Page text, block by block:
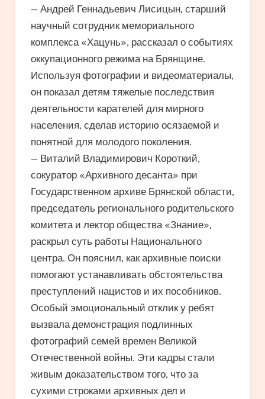
— Андрей Геннадьевич Лисицын, старший
научный сотрудник мемориального
комплекса «Хацунь», рассказал о событиях
оккупационного режима на Брянщине.
Используя фотографии и видеоматериалы,
он показал детям тяжелые последствия
деятельности карателей для мирного
населения, сделав историю осязаемой и
понятной для молодого поколения.
— Виталий Владимирович Короткий,
сокуратор «Архивного десанта» при
Государственном архиве Брянской области,
председатель регионального родительского
комитета и лектор общества «Знание»,
раскрыл суть работы Национального
центра. Он пояснил, как архивные поиски
помогают устанавливать обстоятельства
преступлений нацистов и их пособников.
Особый эмоциональный отклик у ребят
вызвала демонстрация подлинных
фотографий семей времен Великой
Отечественной войны. Эти кадры стали
живым доказательством того, что за
сухими строками архивных дел и